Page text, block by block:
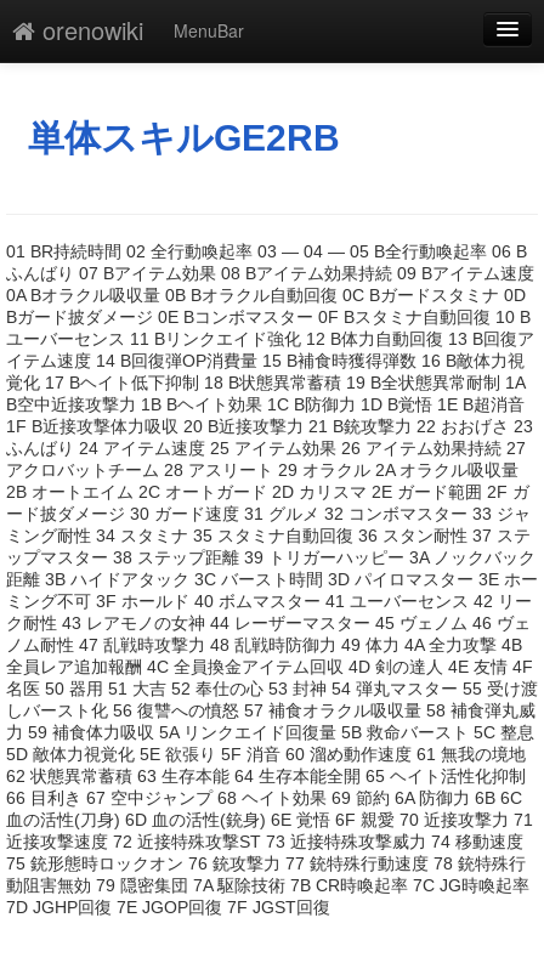
orenowiki
MenuBar
添付
最終更新
一覧
単語検索
単体スキルGE2RB
01 BR持続時間 02 全行動喚起率 03 ― 04 ― 05 B全行動喚起率 06 B
ふんばり 07 Bアイテム効果 08 Bアイテム効果持続 09 Bアイテム速度
0A Bオラクル吸収量 0B Bオラクル自動回復 0C Bガードスタミナ 0D
Bガード披ダメージ 0E Bコンボマスター 0F Bスタミナ自動回復 10 B
ユーバーセンス 11 Bリンクエイド強化 12 B体力自動回復 13 B回復ア
イテム速度 14 B回復弾OP消費量 15 B補食時獲得弾数 16 B敵体力視
覚化 17 Bヘイト低下抑制 18 B状態異常蓄積 19 B全状態異常耐制 1A
B空中近接攻撃力 1B Bヘイト効果 1C B防御力 1D B覚悟 1E B超消音
1F B近接攻撃体力吸収 20 B近接攻撃力 21 B銃攻撃力 22 おおげさ 23
ふんばり 24 アイテム速度 25 アイテム効果 26 アイテム効果持続 27
アクロバットチーム 28 アスリート 29 オラクル 2A オラクル吸収量
2B オートエイム 2C オートガード 2D カリスマ 2E ガード範囲 2F ガ
ード披ダメージ 30 ガード速度 31 グルメ 32 コンボマスター 33 ジャ
ミング耐性 34 スタミナ 35 スタミナ自動回復 36 スタン耐性 37 ステ
ップマスター 38 ステップ距離 39 トリガーハッピー 3A ノックバック
距離 3B ハイドアタック 3C バースト時間 3D パイロマスター 3E ホー
ミング不可 3F ホールド 40 ボムマスター 41 ユーバーセンス 42 リー
ク耐性 43 レアモノの女神 44 レーザーマスター 45 ヴェノム 46 ヴェ
ノム耐性 47 乱戦時攻撃力 48 乱戦時防御力 49 体力 4A 全力攻撃 4B
全員レア追加報酬 4C 全員換金アイテム回収 4D 剣の達人 4E 友情 4F
名医 50 器用 51 大吉 52 奉仕の心 53 封神 54 弾丸マスター 55 受け渡
しバースト化 56 復讐への憤怒 57 補食オラクル吸収量 58 補食弾丸威
力 59 補食体力吸収 5A リンクエイド回復量 5B 救命バースト 5C 整息
5D 敵体力視覚化 5E 欲張り 5F 消音 60 溜め動作速度 61 無我の境地
62 状態異常蓄積 63 生存本能 64 生存本能全開 65 ヘイト活性化抑制
66 目利き 67 空中ジャンプ 68 ヘイト効果 69 節約 6A 防御力 6B 6C
血の活性(刀身) 6D 血の活性(銃身) 6E 覚悟 6F 親愛 70 近接攻撃力 71
近接攻撃速度 72 近接特殊攻撃ST 73 近接特殊攻撃威力 74 移動速度
75 銃形態時ロックオン 76 銃攻撃力 77 銃特殊行動速度 78 銃特殊行
動阻害無効 79 隠密集団 7A 駆除技術 7B CR時喚起率 7C JG時喚起率
7D JGHP回復 7E JGOP回復 7F JGST回復